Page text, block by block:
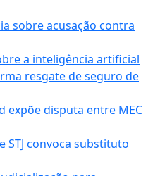
sobre acusação contra
a inteligência artificial
resgate de seguro de
expõe disputa entre MEC
STJ convoca substituto